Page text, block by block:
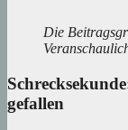
Die
gefallen